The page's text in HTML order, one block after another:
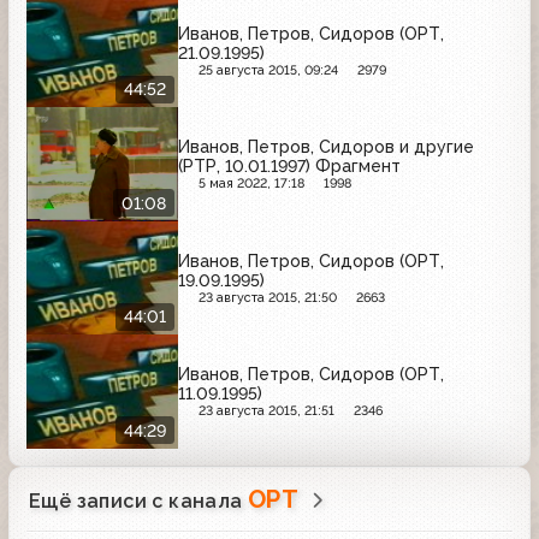
44:52
Иванов, Петров, Сидоров (ОРТ,
21.09.1995)
25 августа 2015, 09:24 2979
01:08
Иванов, Петров, Сидоров и другие
(РТР, 10.01.1997) Фрагмент
5 мая 2022, 17:18 1998
44:01
Иванов, Петров, Сидоров (ОРТ,
19.09.1995)
23 августа 2015, 21:50 2663
44:29
Иванов, Петров, Сидоров (ОРТ,
11.09.1995)
23 августа 2015, 21:51 2346
Ещё записи с канала ОРТ